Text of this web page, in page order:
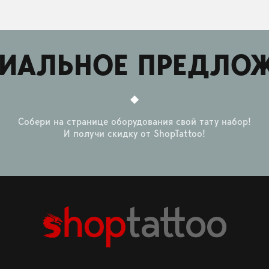
Собери на странице оборудования свой тату набор!
И получи скидку от ShopTattoo!